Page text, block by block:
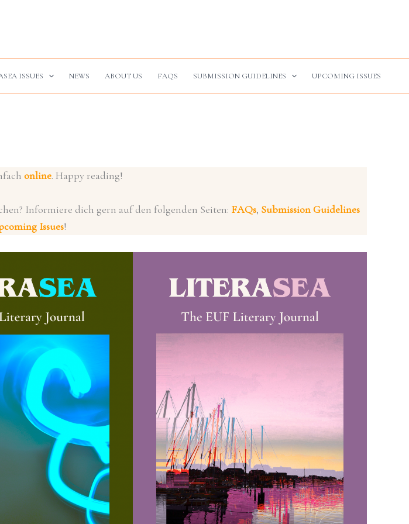
ISSUES NEWS ABOUT US FAQS SUBMISSION GUIDELINES UPCOMING ISSUES
online. Happy reading!
Informiere dich gern auf den folgenden Seiten: FAQs, Submission Guidelines
Issues!